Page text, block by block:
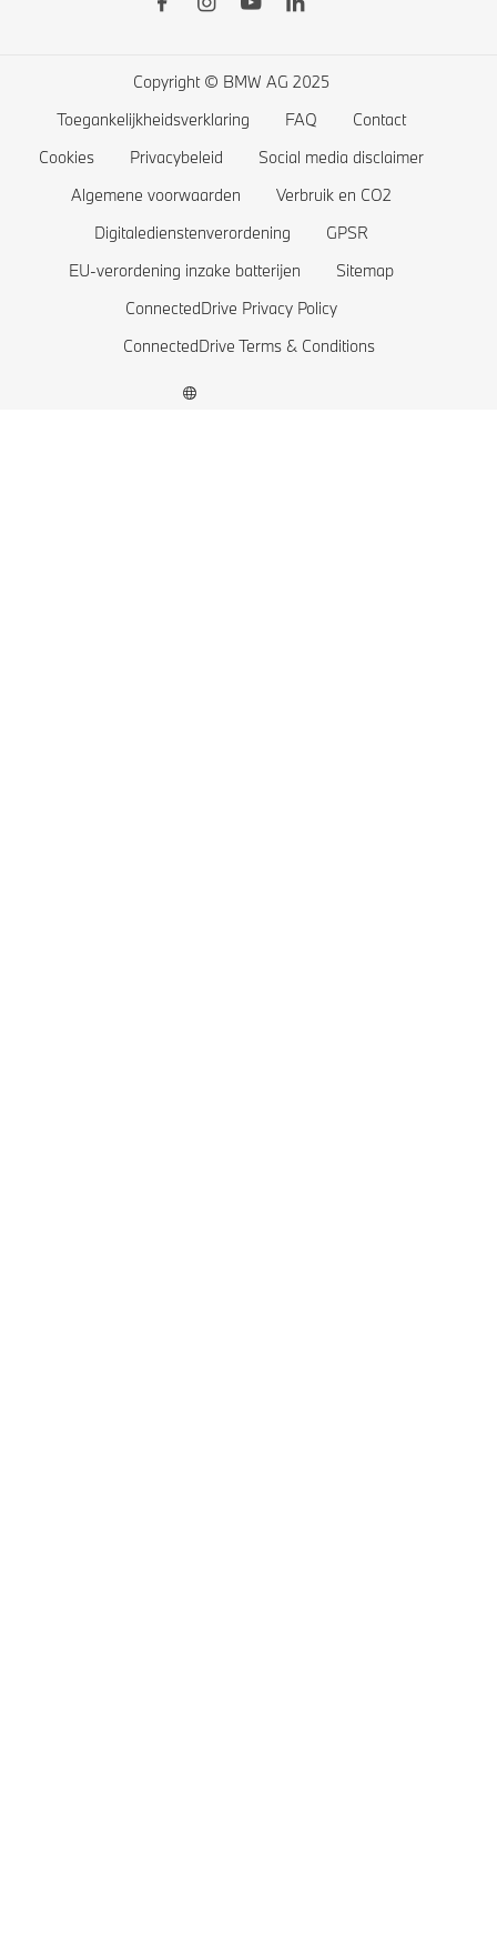
BMW 3 Reeks
BMW 2 Reeks
BMW 1 Reeks
De BMW X1 familie
BMW M Modellen
Kosten van elektrische wagens
Accu en aandrijftechnologie
Copyright © BMW AG 2025
Toegankelijkheidsverklaring
FAQ
Contact
Cookies
Privacybeleid
Social media disclaimer
Algemene voorwaarden
Verbruik en CO2
Digitaledienstenverordening
GPSR
EU-verordening inzake batterijen
Sitemap
ConnectedDrive Privacy Policy
ConnectedDrive Terms & Conditions